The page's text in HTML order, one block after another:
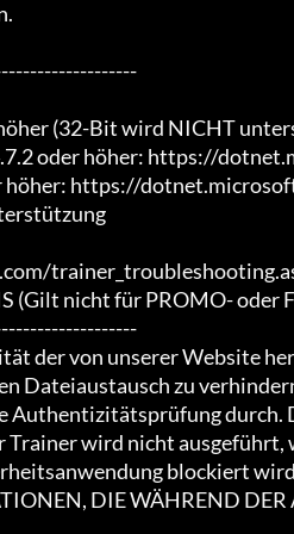
(32-Bit wird NICHT
oder höher: https://
höher: https://
(Gilt nicht für PROMO- oder
der von unserer Website
Dateiaustausch zu
Authentizitätsprüfung
wird nicht ausgeführt,
blockiert
DIE WÄHREND